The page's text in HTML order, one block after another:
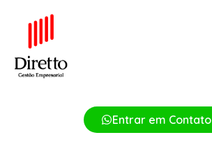
Entrar em Contato